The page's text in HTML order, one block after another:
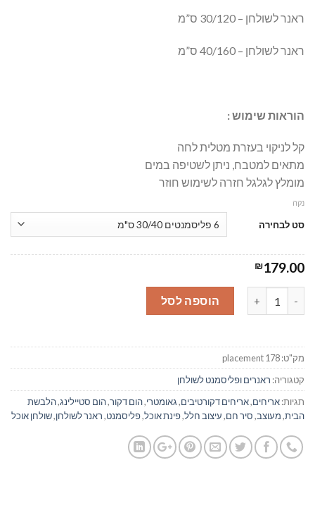
ראנר לשולחן – 30/120 ס”מ
ראנר לשולחן – 40/160 ס”מ
הוראות שימוש :
קל לניקוי בעזרת מטלית לחה
מתאים למטבח, ניתן לשטיפה במים
מומלץ לגלגל חזרה לשימוש חוזר
סט לבחירה
נקה
₪179.00
כמות של ראנר/ פלייסמנט לשולחן דגם אריחים 178
הוספה לסל
מק"ט:placement 178
קטגוריה: ראנרים ופליסמנט לשולחן
תגיות:אריחים,אריחים דקורטיבים,גאומטרי,הום דקור,הום סטיילינג,הלבשת
הבית,מעוצב,סיר חם,עיצוב חלל,פינת אוכל,פליסמנט,ראנר לשולחן,שולחן אוכל